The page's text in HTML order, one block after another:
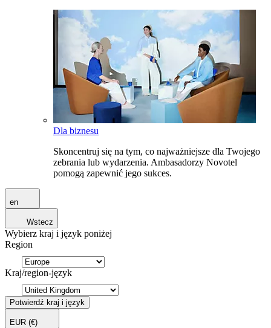
Dla biznesu
Skoncentruj się na tym, co najważniejsze dla Twojego
zebrania lub wydarzenia. Ambasadorzy Novotel
pomogą zapewnić jego sukces.
en
Wstecz
Wybierz kraj i język poniżej
Region
Kraj/region-język
Potwierdź kraj i język
EUR (€)